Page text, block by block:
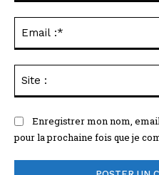
Enregistrer mon nom,
pour la prochaine fois que je